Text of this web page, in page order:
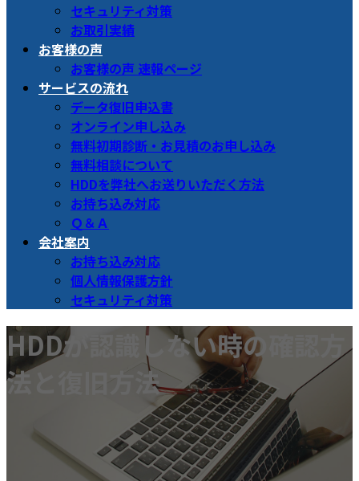
セキュリティ対策
お取引実績
お客様の声
お客様の声 速報ページ
サービスの流れ
データ復旧申込書
オンライン申し込み
無料初期診断・お見積のお申し込み
無料相談について
HDDを弊社へお送りいただく方法
お持ち込み対応
Ｑ＆Ａ
会社案内
お持ち込み対応
個人情報保護方針
セキュリティ対策
HDDが認識しない時の確認方
法と復旧方法